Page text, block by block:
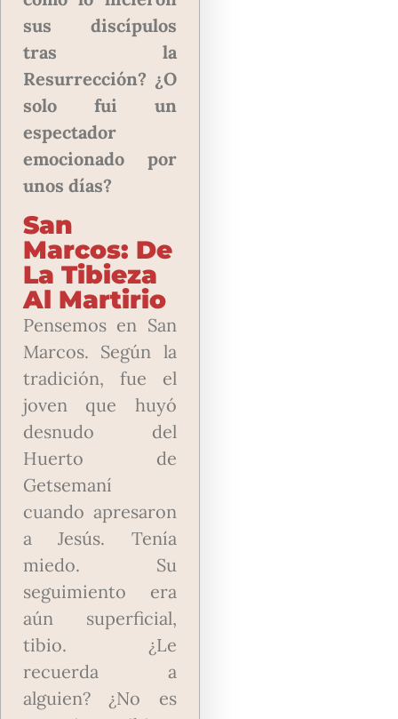
sus discípulos
tras la
Resurrección? ¿O
solo fui un
espectador
emocionado por
unos días?
San
Marcos: De
La Tibieza
Al Martirio
Pensemos en San
Marcos. Según la
tradición, fue el
joven que huyó
desnudo del
Huerto de
Getsemaní
cuando apresaron
a Jesús. Tenía
miedo. Su
seguimiento era
aún superficial,
tibio. ¿Le
recuerda a
alguien? ¿No es